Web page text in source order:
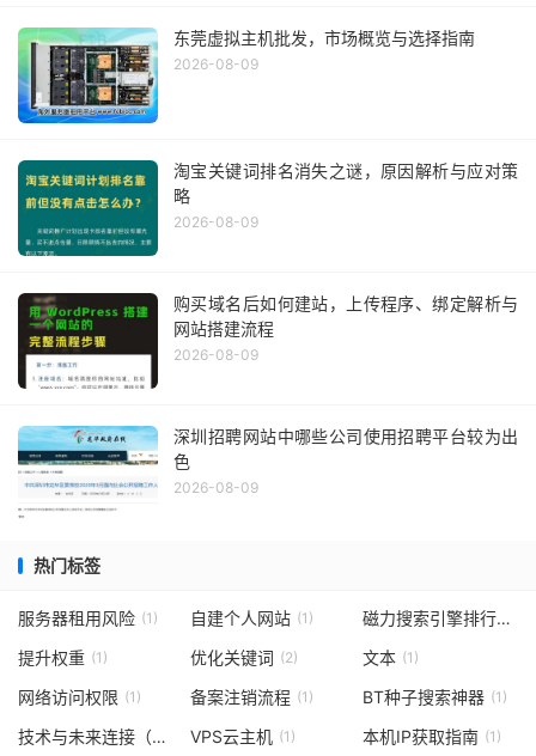
东莞虚拟主机批发，市场概览与选择指南
2026-08-09
淘宝关键词排名消失之谜，原因解析与应对策
略
2026-08-09
购买域名后如何建站，上传程序、绑定解析与
网站搭建流程
2026-08-09
深圳招聘网站中哪些公司使用招聘平台较为出
色
2026-08-09
热门标签
服务器租用风险 (1) 自建个人网站 (1) 磁力搜索引擎排行介绍
提升权重 (1) 优化关键词 (2) 文本 (1)
网络访问权限 (1) 备案注销流程 (1) BT种子搜索神器 (1)
技术与未来连接（或“代理技术未来趋势”） VPS云主机 (1) 本机IP获取指南 (1)